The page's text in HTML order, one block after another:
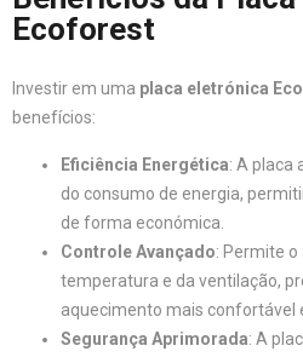
Ecoforest
Investir em uma placa eletrónica
benefícios:
Eficiência Energética: A placa
do consumo de energia,
de forma económica.
Controle Avançado: Permite
temperatura e da ventilação,
aquecimento mais confortável
Segurança Aprimorada: A